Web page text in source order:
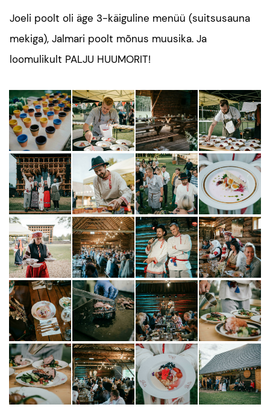
Joeli poolt oli äge 3-käiguline menüü (suitsusauna
mekiga), Jalmari poolt mõnus muusika. Ja
loomulikult PALJU HUUMORIT!